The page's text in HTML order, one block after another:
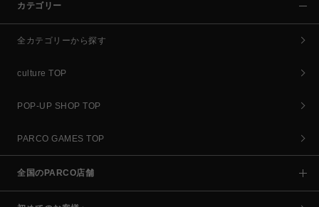
カテゴリー
全カテゴリーから探す
culture TOP
POP-UP SHOP TOP
PARCO GAMES TOP
全国のPARCO店舗